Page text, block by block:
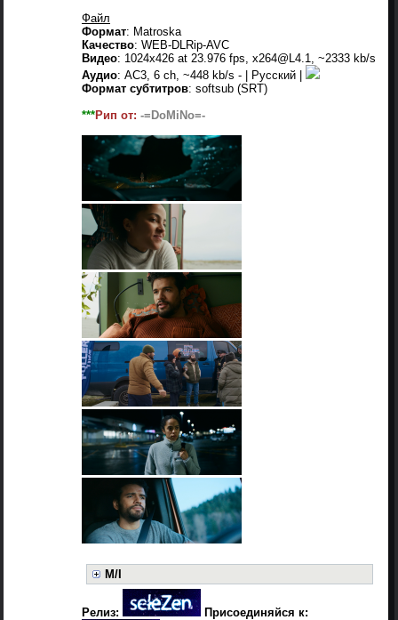
Файл
Формат: Matroska
Качество: WEB-DLRip-AVC
Видео: 1024x426 at 23.976 fps, x264@L4.1, ~2333 kb/s
Аудио: AC3, 6 ch, ~448 kb/s - | Русский |
Формат субтитров: softsub (SRT)
***Рип от: -=DoMiNo=-
M/I
Релиз: Присоединяйся к: